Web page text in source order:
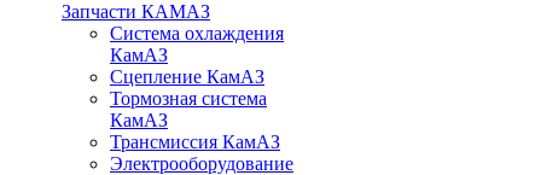
Запчасти КАМАЗ
Система охлаждения
КамАЗ
Сцепление КамАЗ
Тормозная система
КамАЗ
Трансмиссия КамАЗ
Электрооборудование